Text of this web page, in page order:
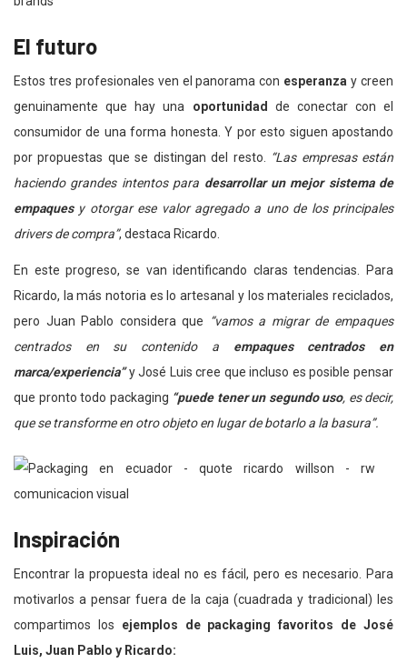
El futuro
Estos tres profesionales ven el panorama con esperanza y creen
genuinamente que hay una oportunidad de conectar con el
consumidor de una forma honesta. Y por esto siguen apostando
por propuestas que se distingan del resto.
“Las empresas están
haciendo grandes intentos para desarrollar un mejor sistema de
empaquesy otorgar ese valor agregado a uno de los principales
drivers de compra”, destaca Ricardo.
En este progreso, se van identificando claras tendencias. Para
Ricardo, la más notoria es lo artesanal y los materiales reciclados,
pero Juan Pablo considera que
“vamos a migrar de empaques
centrados en su contenido a empaques centrados en
marca/experiencia”y José Luis cree que incluso es posible pensar
que pronto todo packaging “puede tener un segundo uso, es decir,
que se transforme en otro objeto en lugar de botarlo a la basura”.
Inspiración
Encontrar la propuesta ideal no es fácil, pero es necesario. Para
motivarlos a pensar fuera de la caja (cuadrada y tradicional) les
compartimos los ejemplos de packaging favoritos de José
Luis, Juan Pablo y Ricardo: